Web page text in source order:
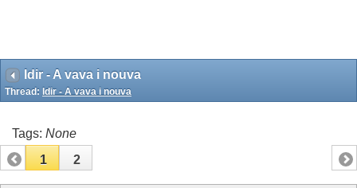
Idir - A vava i nouva
Thread: Idir - A vava i nouva
Tags: None
1
2